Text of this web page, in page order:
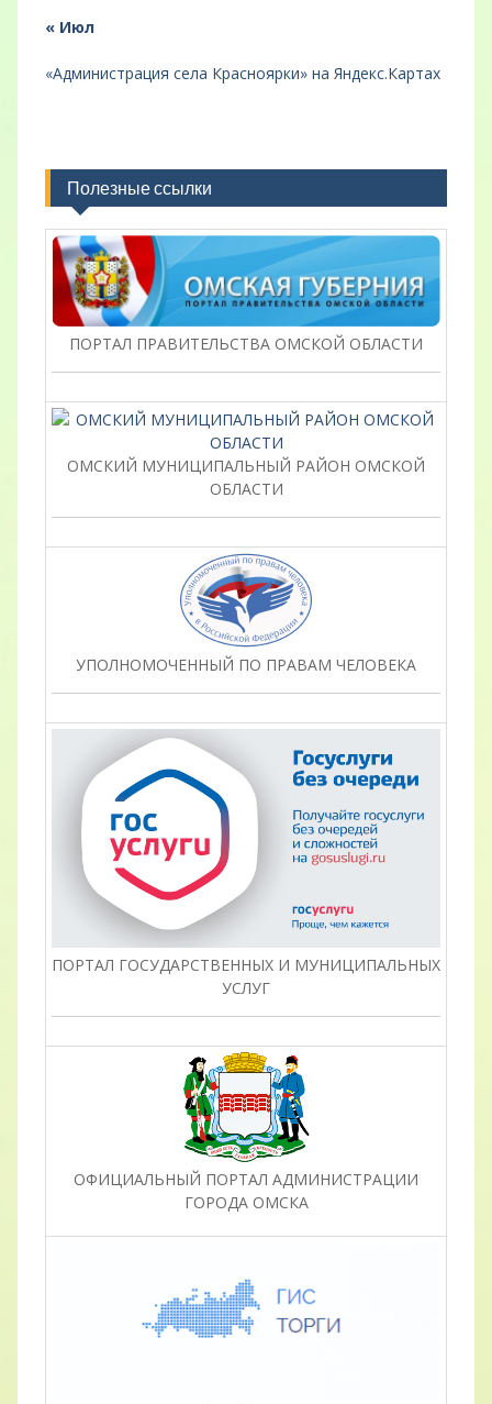
« Июл
«Администрация села Красноярки» на Яндекс.Картах
Полезные ссылки
ПОРТАЛ ПРАВИТЕЛЬСТВА ОМСКОЙ ОБЛАСТИ
ОМСКИЙ МУНИЦИПАЛЬНЫЙ РАЙОН ОМСКОЙ
ОБЛАСТИ
УПОЛНОМОЧЕННЫЙ ПО ПРАВАМ ЧЕЛОВЕКА
ПОРТАЛ ГОСУДАРСТВЕННЫХ И МУНИЦИПАЛЬНЫХ
УСЛУГ
ОФИЦИАЛЬНЫЙ ПОРТАЛ АДМИНИСТРАЦИИ
ГОРОДА ОМСКА